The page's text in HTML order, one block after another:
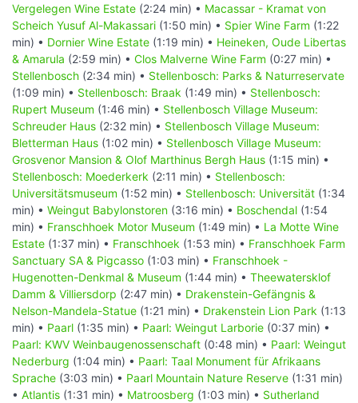
Vergelegen Wine Estate (2:24 min) • Macassar - Kramat von
Scheich Yusuf Al-Makassari (1:50 min) • Spier Wine Farm (1:22
min) • Dornier Wine Estate (1:19 min) • Heineken, Oude Libertas
& Amarula (2:59 min) • Clos Malverne Wine Farm (0:27 min) •
Stellenbosch (2:34 min) • Stellenbosch: Parks & Naturreservate
(1:09 min) • Stellenbosch: Braak (1:49 min) • Stellenbosch:
Rupert Museum (1:46 min) • Stellenbosch Village Museum:
Schreuder Haus (2:32 min) • Stellenbosch Village Museum:
Bletterman Haus (1:02 min) • Stellenbosch Village Museum:
Grosvenor Mansion & Olof Marthinus Bergh Haus (1:15 min) •
Stellenbosch: Moederkerk (2:11 min) • Stellenbosch:
Universitätsmuseum (1:52 min) • Stellenbosch: Universität (1:34
min) • Weingut Babylonstoren (3:16 min) • Boschendal (1:54
min) • Franschhoek Motor Museum (1:49 min) • La Motte Wine
Estate (1:37 min) • Franschhoek (1:53 min) • Franschhoek Farm
Sanctuary SA & Pigcasso (1:03 min) • Franschhoek -
Hugenotten-Denkmal & Museum (1:44 min) • Theewatersklof
Damm & Villiersdorp (2:47 min) • Drakenstein-Gefängnis &
Nelson-Mandela-Statue (1:21 min) • Drakenstein Lion Park (1:13
min) • Paarl (1:35 min) • Paarl: Weingut Larborie (0:37 min) •
Paarl: KWV Weinbaugenossenschaft (0:48 min) • Paarl: Weingut
Nederburg (1:04 min) • Paarl: Taal Monument für Afrikaans
Sprache (3:03 min) • Paarl Mountain Nature Reserve (1:31 min)
• Atlantis (1:31 min) • Matroosberg (1:03 min) • Sutherland